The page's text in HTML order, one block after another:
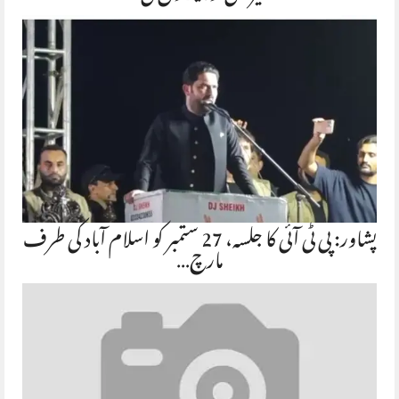
پشاور: پی ٹی آئی کا جلسہ، 27 ستمبر کو اسلام آباد کی طرفمارچ…